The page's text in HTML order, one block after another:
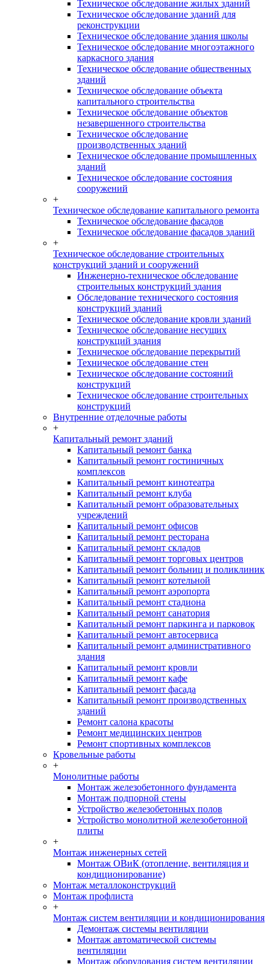
Техническое обследование жилых зданий
Техническое обследование зданий для
реконструкции
Техническое обследование здания школы
Техническое обследование многоэтажного
каркасного здания
Техническое обследование общественных
зданий
Техническое обследование объекта
капитального строительства
Техническое обследование объектов
незавершенного строительства
Техническое обследование
производственных зданий
Техническое обследование промышленных
зданий
Техническое обследование состояния
сооружений
+
Техническое обследование капитального ремонта
Техническое обследование фасадов
Техническое обследование фасадов зданий
+
Техническое обследование строительных
конструкций зданий и сооружений
Инженерно-техническое обследование
строительных конструкций здания
Обследование технического состояния
конструкций зданий
Техническое обследование кровли зданий
Техническое обследование несущих
конструкций здания
Техническое обследование перекрытий
Техническое обследование стен
Техническое обследование состояний
конструкций
Техническое обследование строительных
конструкций
Внутренние отделочные работы
+
Капитальный ремонт зданий
Капитальный ремонт банка
Капитальный ремонт гостиничных
комплексов
Капитальный ремонт кинотеатра
Капитальный ремонт клуба
Капитальный ремонт образовательных
учреждений
Капитальный ремонт офисов
Капитальный ремонт ресторана
Капитальный ремонт складов
Капитальный ремонт торговых центров
Капитальный ремонт больниц и поликлиник
Капитальный ремонт котельной
Капитальный ремонт аэропорта
Капитальный ремонт стадиона
Капитальный ремонт санатория
Капитальный ремонт паркинга и парковок
Капитальный ремонт автосервиса
Капитальный ремонт административного
здания
Капитальный ремонт кровли
Капитальный ремонт кафе
Капитальный ремонт фасада
Капитальный ремонт производственных
зданий
Ремонт салона красоты
Ремонт медицинских центров
Ремонт спортивных комплексов
Кровельные работы
+
Монолитные работы
Монтаж железобетонного фундамента
Монтаж подпорной стены
Устройство железобетонных полов
Устройство монолитной железобетонной
плиты
+
Монтаж инженерных сетей
Монтаж ОВиК (отопление, вентиляция и
кондиционирование)
Монтаж металлоконструкций
Монтаж профлиста
+
Монтаж систем вентиляции и кондиционирования
Демонтаж системы вентиляции
Монтаж автоматической системы
вентиляции
Монтаж оборудования систем вентиляции